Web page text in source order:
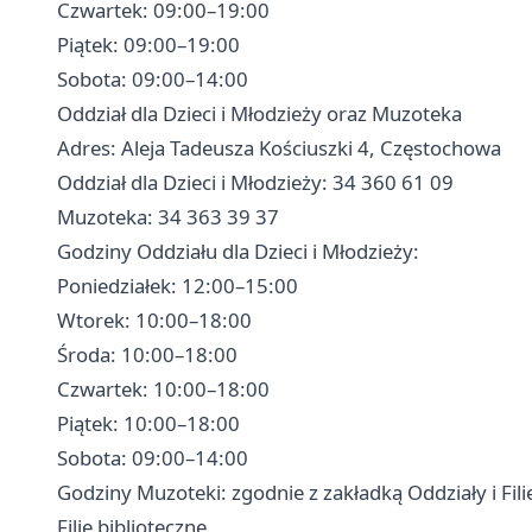
Czwartek: 09:00–19:00
Piątek: 09:00–19:00
Sobota: 09:00–14:00
Oddział dla Dzieci i Młodzieży oraz Muzoteka
Adres: Aleja Tadeusza Kościuszki 4, Częstochowa
Oddział dla Dzieci i Młodzieży: 34 360 61 09
Muzoteka: 34 363 39 37
Godziny Oddziału dla Dzieci i Młodzieży:
Poniedziałek: 12:00–15:00
Wtorek: 10:00–18:00
Środa: 10:00–18:00
Czwartek: 10:00–18:00
Piątek: 10:00–18:00
Sobota: 09:00–14:00
Godziny Muzoteki: zgodnie z zakładką Oddziały i